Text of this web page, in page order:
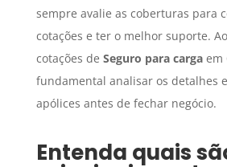
sempre avalie as coberturas para
cotações e ter o melhor suporte.
cotações de Seguro para cargaem
fundamental analisar os detalhes
apólices antes de fechar negócio.
Entenda quais